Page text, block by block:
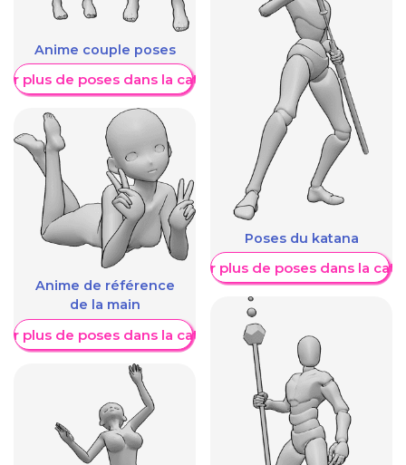
Anime couple poses
plus de poses dans la catégorie
Anime de référence
de la main
plus de poses dans la catégorie
Poses du katana
Afficher plus de poses dans la